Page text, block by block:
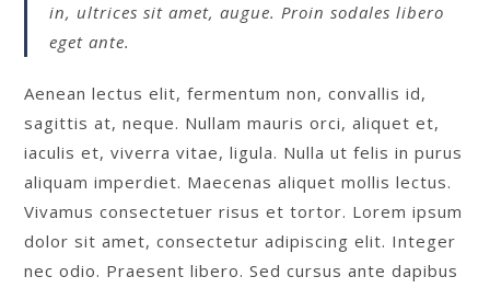
in, ultrices sit amet, augue. Proin sodales libero
eget ante.
Aenean lectus elit, fermentum non, convallis id,
sagittis at, neque. Nullam mauris orci, aliquet et,
iaculis et, viverra vitae, ligula. Nulla ut felis in purus
aliquam imperdiet. Maecenas aliquet mollis lectus.
Vivamus consectetuer risus et tortor. Lorem ipsum
dolor sit amet, consectetur adipiscing elit. Integer
nec odio. Praesent libero. Sed cursus ante dapibus